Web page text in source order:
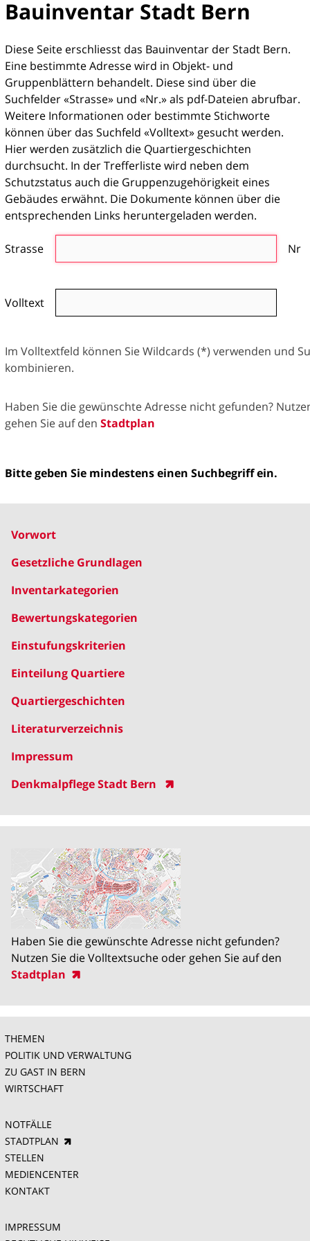
Bauinventar Stadt Bern
Diese Seite erschliesst das Bauinventar der Stadt Bern.
Eine bestimmte Adresse wird in Objekt- und
Gruppenblättern behandelt. Diese sind über die
Suchfelder «Strasse» und «Nr.» als pdf-Dateien abrufbar.
Weitere Informationen oder bestimmte Stichworte
können über das Suchfeld «Volltext» gesucht werden.
Hier werden zusätzlich die Quartiergeschichten
durchsucht. In der Trefferliste wird neben dem
Schutzstatus auch die Gruppenzugehörigkeit eines
Gebäudes erwähnt. Die Dokumente können über die
entsprechenden Links heruntergeladen werden.
Strasse Nr
Volltext
Im Volltextfeld können Sie Wildcards (*) verwenden und
kombinieren.
Haben Sie die gewünschte Adresse nicht gefunden?
gehen Sie auf den Stadtplan
Bitte geben Sie mindestens einen Suchbegriff ein.
Vorwort
Gesetzliche Grundlagen
Inventarkategorien
Bewertungskategorien
Einstufungskriterien
Einteilung Quartiere
Quartiergeschichten
Literaturverzeichnis
Impressum
Denkmalpflege Stadt Bern
Haben Sie die gewünschte Adresse nicht gefunden?
Nutzen Sie die Volltextsuche oder gehen Sie auf den
Stadtplan
THEMEN
POLITIK UND VERWALTUNG
ZU GAST IN BERN
WIRTSCHAFT
NOTFÄLLE
STADTPLAN
STELLEN
MEDIENCENTER
KONTAKT
IMPRESSUM